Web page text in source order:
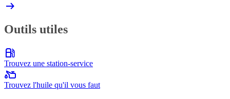
Outils utiles
Trouvez une station-service
Trouvez l'huile qu'il vous faut